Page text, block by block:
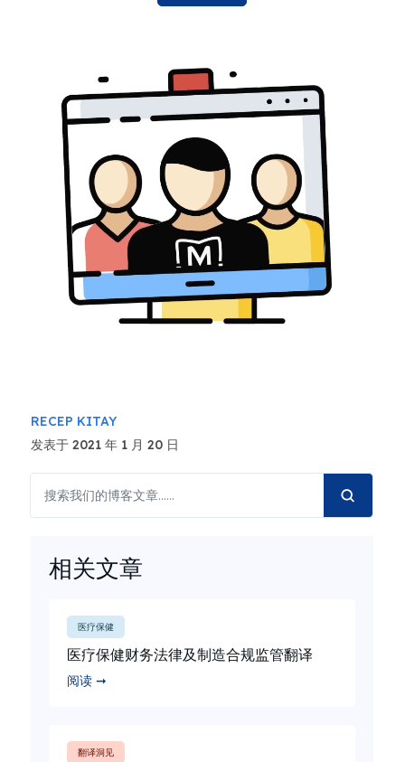
RECEP KITAY
发表于 2021 年 1 月 20 日
相关文章
医疗保健
医疗保健财务法律及制造合规监管翻译
阅读 ➞
翻译洞见